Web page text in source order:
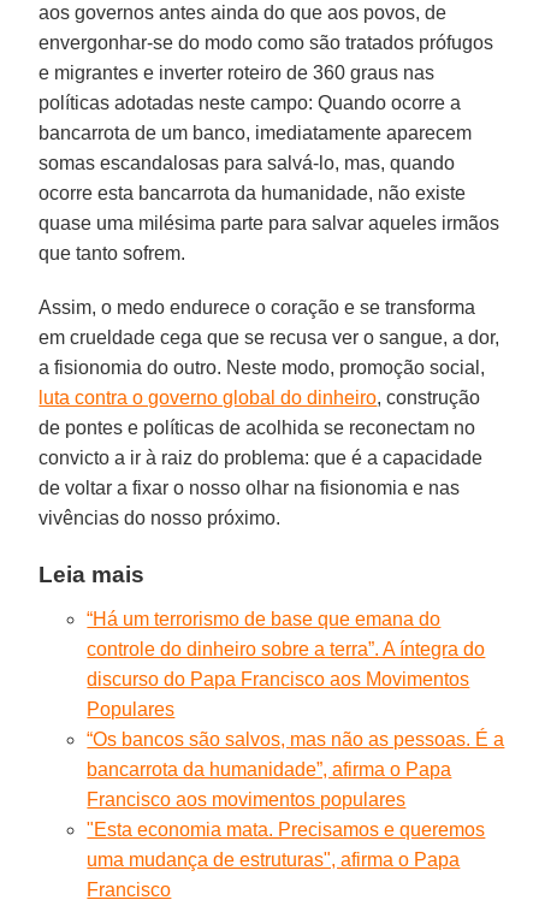
aos governos antes ainda do que aos povos, de
envergonhar-se do modo como são tratados prófugos
e migrantes e inverter roteiro de 360 graus nas
políticas adotadas neste campo: Quando ocorre a
bancarrota de um banco, imediatamente aparecem
somas escandalosas para salvá-lo, mas, quando
ocorre esta bancarrota da humanidade, não existe
quase uma milésima parte para salvar aqueles irmãos
que tanto sofrem.
Assim, o medo endurece o coração e se transforma
em crueldade cega que se recusa ver o sangue, a dor,
a fisionomia do outro. Neste modo, promoção social,
luta contra o governo global do dinheiro, construção
de pontes e políticas de acolhida se reconectam no
convicto a ir à raiz do problema: que é a capacidade
de voltar a fixar o nosso olhar na fisionomia e nas
vivências do nosso próximo.
Leia mais
“Há um terrorismo de base que emana do
controle do dinheiro sobre a terra”. A íntegra do
discurso do Papa Francisco aos Movimentos
Populares
“Os bancos são salvos, mas não as pessoas. É a
bancarrota da humanidade”, afirma o Papa
Francisco aos movimentos populares
"Esta economia mata. Precisamos e queremos
uma mudança de estruturas", afirma o Papa
Francisco